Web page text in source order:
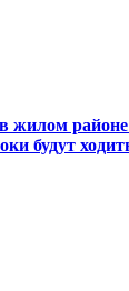
жилом районе
будут